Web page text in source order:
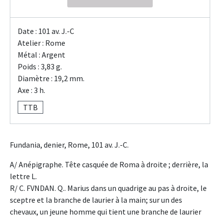
Date : 101 av. J.-C
Atelier : Rome
Métal : Argent
Poids : 3,83 g.
Diamètre : 19,2 mm.
Axe : 3 h.
TTB
Fundania, denier, Rome, 101 av. J.-C.
A/ Anépigraphe. Tête casquée de Roma à droite ; derrière, la
lettre L.
R/ C. FVNDAN. Q.. Marius dans un quadrige au pas à droite, le
sceptre et la branche de laurier à la main; sur un des
chevaux, un jeune homme qui tient une branche de laurier